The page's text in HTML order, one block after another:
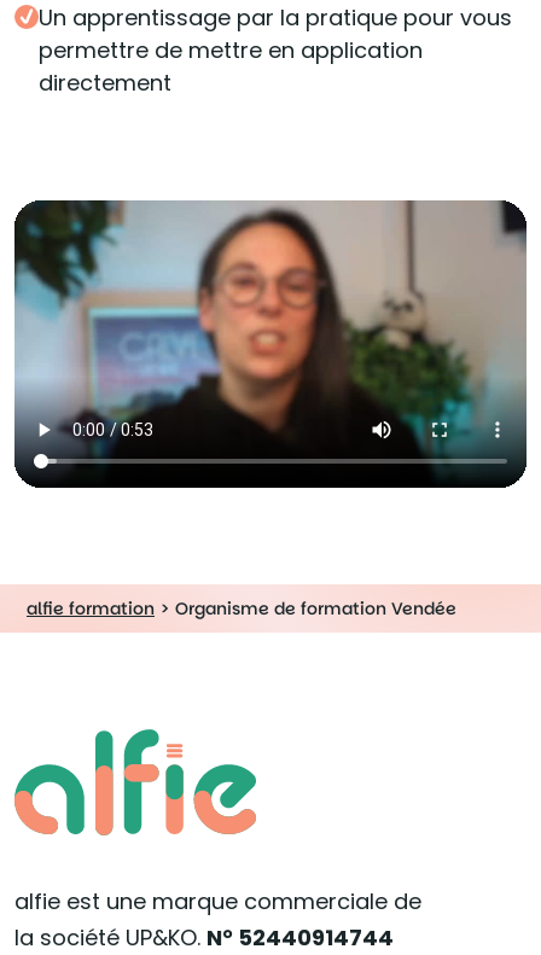
Un apprentissage par la pratique pour vous
permettre de mettre en application
directement
alfie formation > Organisme de formation Vendée
alfie est une marque commerciale de
la société UP&KO. N° 52440914744